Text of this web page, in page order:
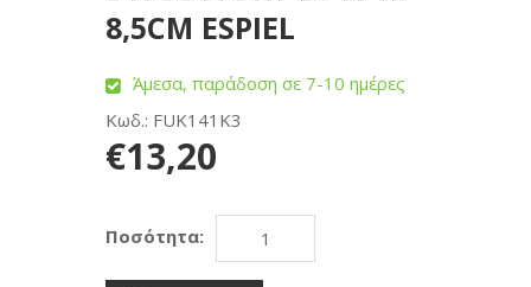
8,5CM ESPIEL
Άμεσα, παράδοση σε 7-10 ημέρες
Κωδ.: FUK141K3
€13,20
Ποσότητα: